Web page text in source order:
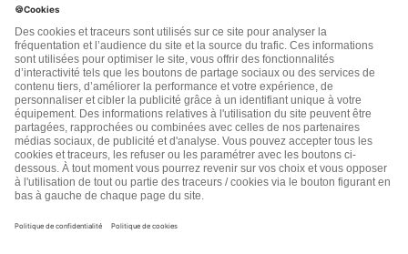
jamais échangée. Pour consulter notre politique de confidentialité,
cliquez ici.
Accueil
Politique de confidentialité
Cookies